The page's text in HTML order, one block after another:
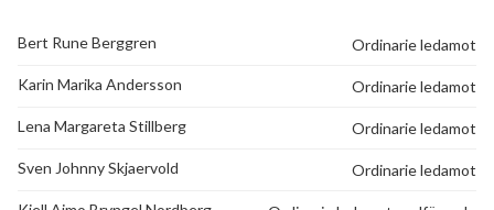
44
Bert Rune Berggren Ordinarie ledamot
Karin Marika Andersson Ordinarie ledamot
Lena Margareta Stillberg Ordinarie ledamot
Sven Johnny Skjaervold Ordinarie ledamot